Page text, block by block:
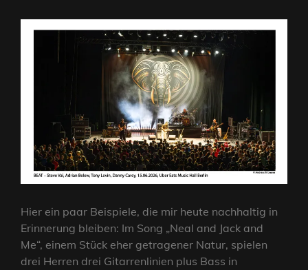
Hier ein paar Beispiele, die mir heute nachhaltig in
Erinnerung bleiben: Im Song „Neal and Jack and
Me“, einem Stück eher getragener Natur, spielen
drei Herren drei Gitarrenlinien plus Bass in